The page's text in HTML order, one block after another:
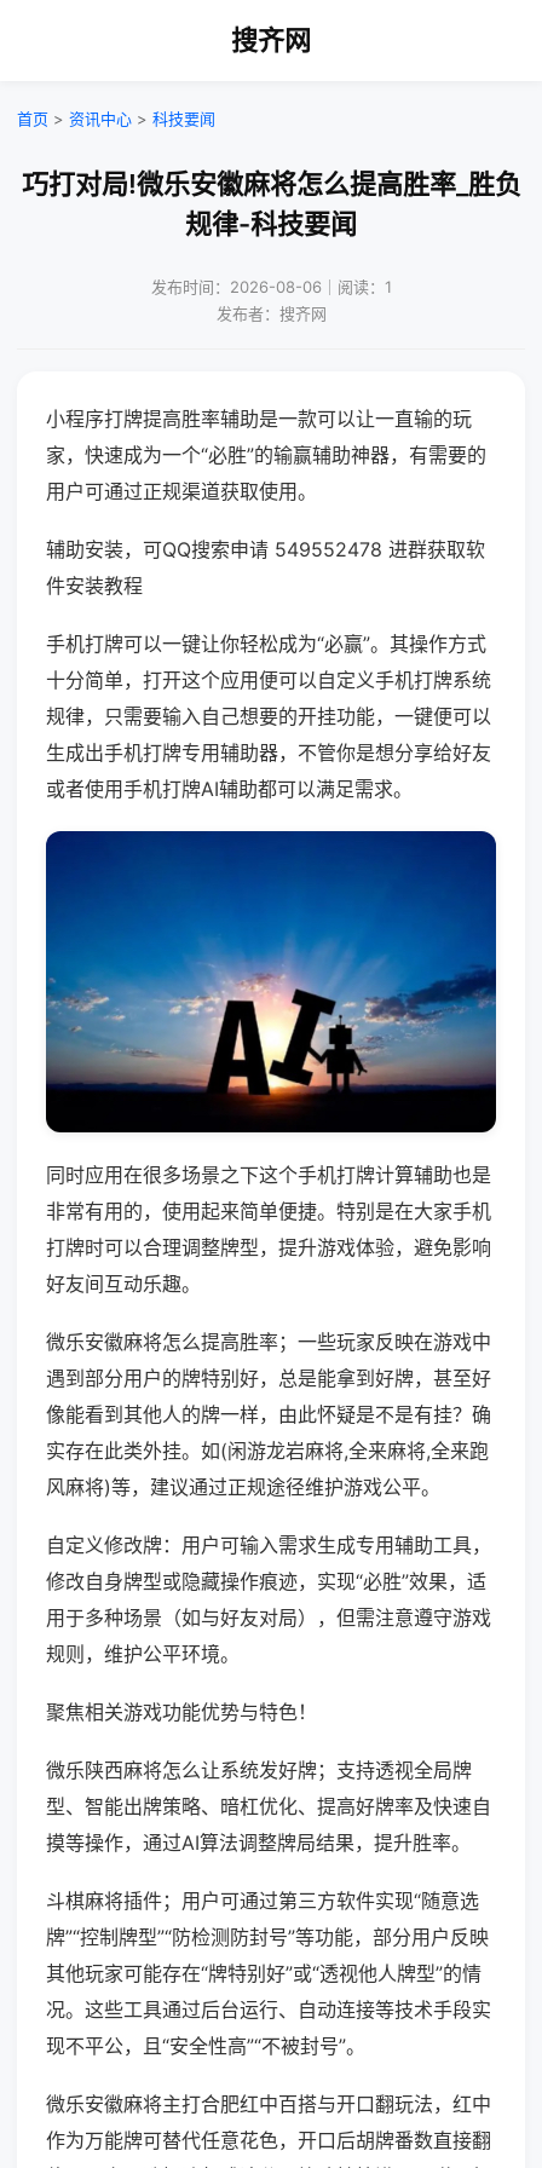
搜齐网
首页 > 资讯中心 > 科技要闻
巧打对局!微乐安徽麻将怎么提高胜率_胜负
规律-科技要闻
发布时间：2026-08-06｜阅读：1
发布者：搜齐网
小程序打牌提高胜率辅助是一款可以让一直输的玩
家，快速成为一个“必胜”的输赢辅助神器，有需要的
用户可通过正规渠道获取使用。
辅助安装，可QQ搜索申请 549552478 进群获取软
件安装教程
手机打牌可以一键让你轻松成为“必赢”。其操作方式
十分简单，打开这个应用便可以自定义手机打牌系统
规律，只需要输入自己想要的开挂功能，一键便可以
生成出手机打牌专用辅助器，不管你是想分享给好友
或者使用手机打牌AI辅助都可以满足需求。
同时应用在很多场景之下这个手机打牌计算辅助也是
非常有用的，使用起来简单便捷。特别是在大家手机
打牌时可以合理调整牌型，提升游戏体验，避免影响
好友间互动乐趣。
微乐安徽麻将怎么提高胜率；一些玩家反映在游戏中
遇到部分用户的牌特别好，总是能拿到好牌，甚至好
像能看到其他人的牌一样，由此怀疑是不是有挂？确
实存在此类外挂。如(闲游龙岩麻将,全来麻将,全来跑
风麻将)等，建议通过正规途径维护游戏公平。
自定义修改牌：用户可输入需求生成专用辅助工具，
修改自身牌型或隐藏操作痕迹，实现“必胜”效果，适
用于多种场景（如与好友对局），但需注意遵守游戏
规则，维护公平环境。
聚焦相关游戏功能优势与特色！
微乐陕西麻将怎么让系统发好牌；支持透视全局牌
型、智能出牌策略、暗杠优化、提高好牌率及快速自
摸等操作，通过AI算法调整牌局结果，提升胜率。
斗棋麻将插件；用户可通过第三方软件实现“随意选
牌”“控制牌型”“防检测防封号”等功能，部分用户反映
其他玩家可能存在“牌特别好”或“透视他人牌型”的情
况。这些工具通过后台运行、自动连接等技术手段实
现不平公，且“安全性高”“不被封号”。
微乐安徽麻将主打合肥红中百搭与开口翻玩法，红中
作为万能牌可替代任意花色，开口后胡牌番数直接翻